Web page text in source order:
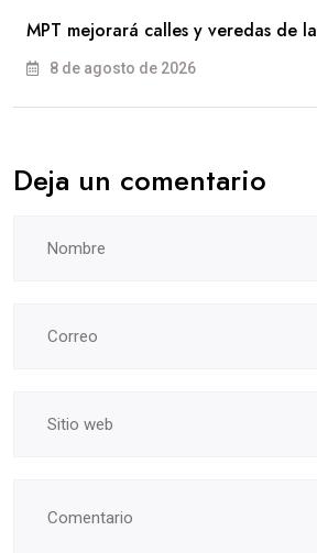
MPT mejorará calles y veredas de la
8 de agosto de 2026
Deja un comentario